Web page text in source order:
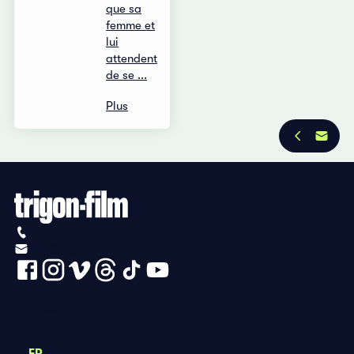
que sa
femme et
lui
attendent
de se ...
Plus